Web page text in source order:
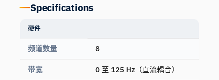
Specifications
硬件
频道数量 8
带宽 0 至 125 Hz（直流耦合）